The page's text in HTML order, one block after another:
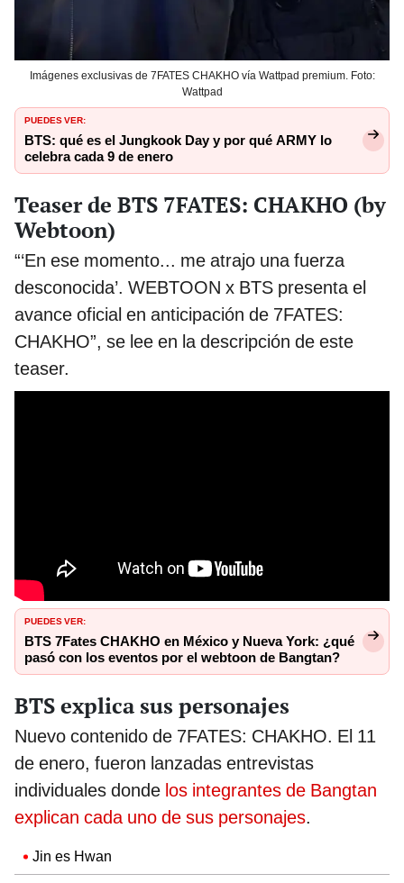
Imágenes exclusivas de 7FATES CHAKHO vía Wattpad premium. Foto:
Wattpad
PUEDES VER:
BTS: qué es el Jungkook Day y por qué ARMY lo
celebra cada 9 de enero
Teaser de BTS 7FATES: CHAKHO (by
Webtoon)
“‘En ese momento... me atrajo una fuerza
desconocida’. WEBTOON x BTS presenta el
avance oficial en anticipación de 7FATES:
CHAKHO”, se lee en la descripción de este
teaser.
PUEDES VER:
BTS 7Fates CHAKHO en México y Nueva York: ¿qué
pasó con los eventos por el webtoon de Bangtan?
BTS explica sus personajes
Nuevo contenido de 7FATES: CHAKHO. El 11
de enero, fueron lanzadas entrevistas
individuales donde los integrantes de Bangtan
explican cada uno de sus personajes.
Jin es Hwan